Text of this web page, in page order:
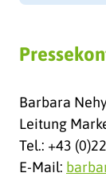
Barbara
Leitung
Tel.: +43
E-Mail: